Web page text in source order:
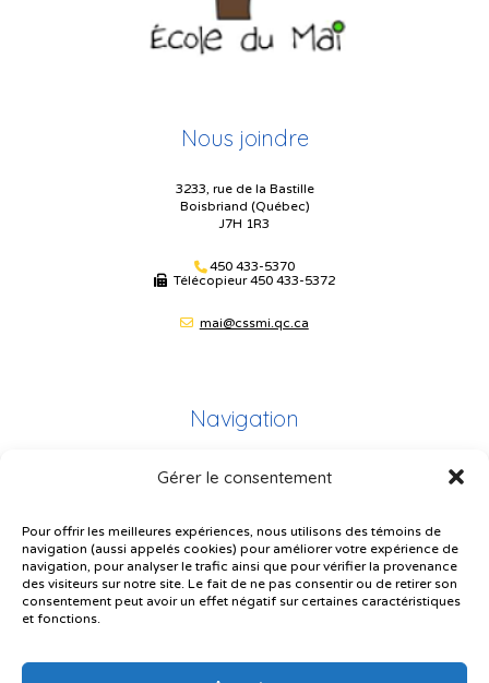
Gérer le consentement
Pour offrir les meilleures expériences, nous utilisons des témoins de
navigation (aussi appelés cookies) pour améliorer votre expérience de
navigation, pour analyser le trafic ainsi que pour vérifier la provenance
des visiteurs sur notre site. Le fait de ne pas consentir ou de retirer son
consentement peut avoir un effet négatif sur certaines caractéristiques
et fonctions.
Nous joindre
3233, rue de la Bastille
Boisbriand (Québec)
J7H 1R3
450 433-5370
Télécopieur450 433-5372
mai@cssmi.qc.ca
Navigation
Plan du site
Plainte – service à l’élève
Politique de confidentialité